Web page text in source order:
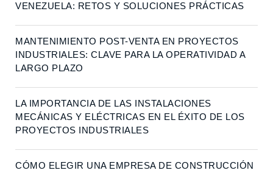
VENEZUELA: RETOS Y SOLUCIONES PRÁCTICAS
MANTENIMIENTO POST-VENTA EN PROYECTOS
INDUSTRIALES: CLAVE PARA LA OPERATIVIDAD A
LARGO PLAZO
LA IMPORTANCIA DE LAS INSTALACIONES
MECÁNICAS Y ELÉCTRICAS EN EL ÉXITO DE LOS
PROYECTOS INDUSTRIALES
CÓMO ELEGIR UNA EMPRESA DE CONSTRUCCIÓN